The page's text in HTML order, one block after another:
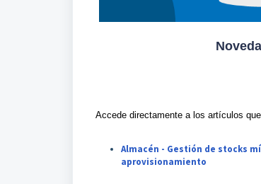
Accede directamente a los artículos
Almacén - Gestión de stocks
aprovisionamiento